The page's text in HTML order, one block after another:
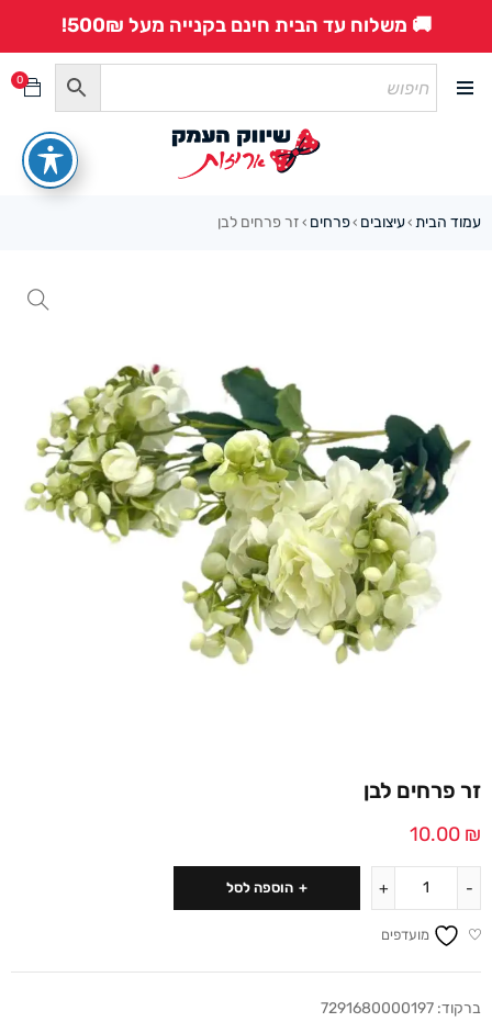
🚚 משלוח עד הבית חינם בקנייה מעל 500₪!
0
עמוד הבית ›עיצובים ›פרחים › זר פרחים לבן
זר פרחים לבן
10.00 ₪
הוספה לסל
מועדפים
ברקוד: 7291680000197